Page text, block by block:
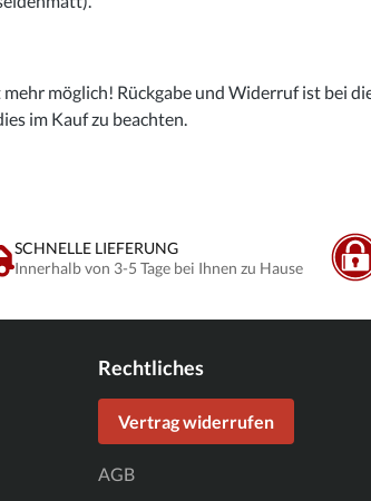
möglich! Rückgabe und Widerruf ist bei
im Kauf zu beachten.
SCHNELLE LIEFERUNG
Innerhalb von 3-5 Tage bei Ihnen zu Hause
Rechtliches
Vertrag widerrufen
AGB